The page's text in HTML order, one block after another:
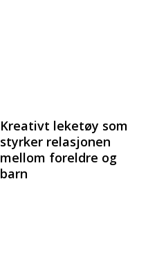
Kreativt leketøy som
styrker relasjonen
mellom foreldre og
barn